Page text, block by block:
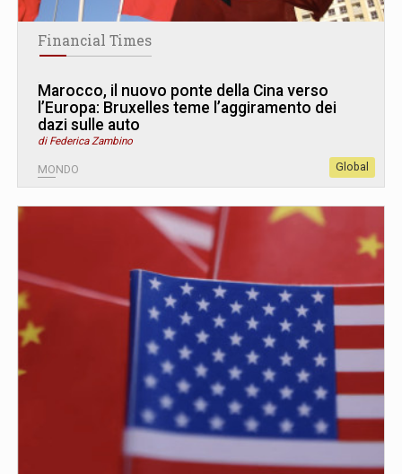
Financial Times
Marocco, il nuovo ponte della Cina verso
l’Europa: Bruxelles teme l’aggiramento dei
dazi sulle auto
di Federica Zambino
MONDO Global